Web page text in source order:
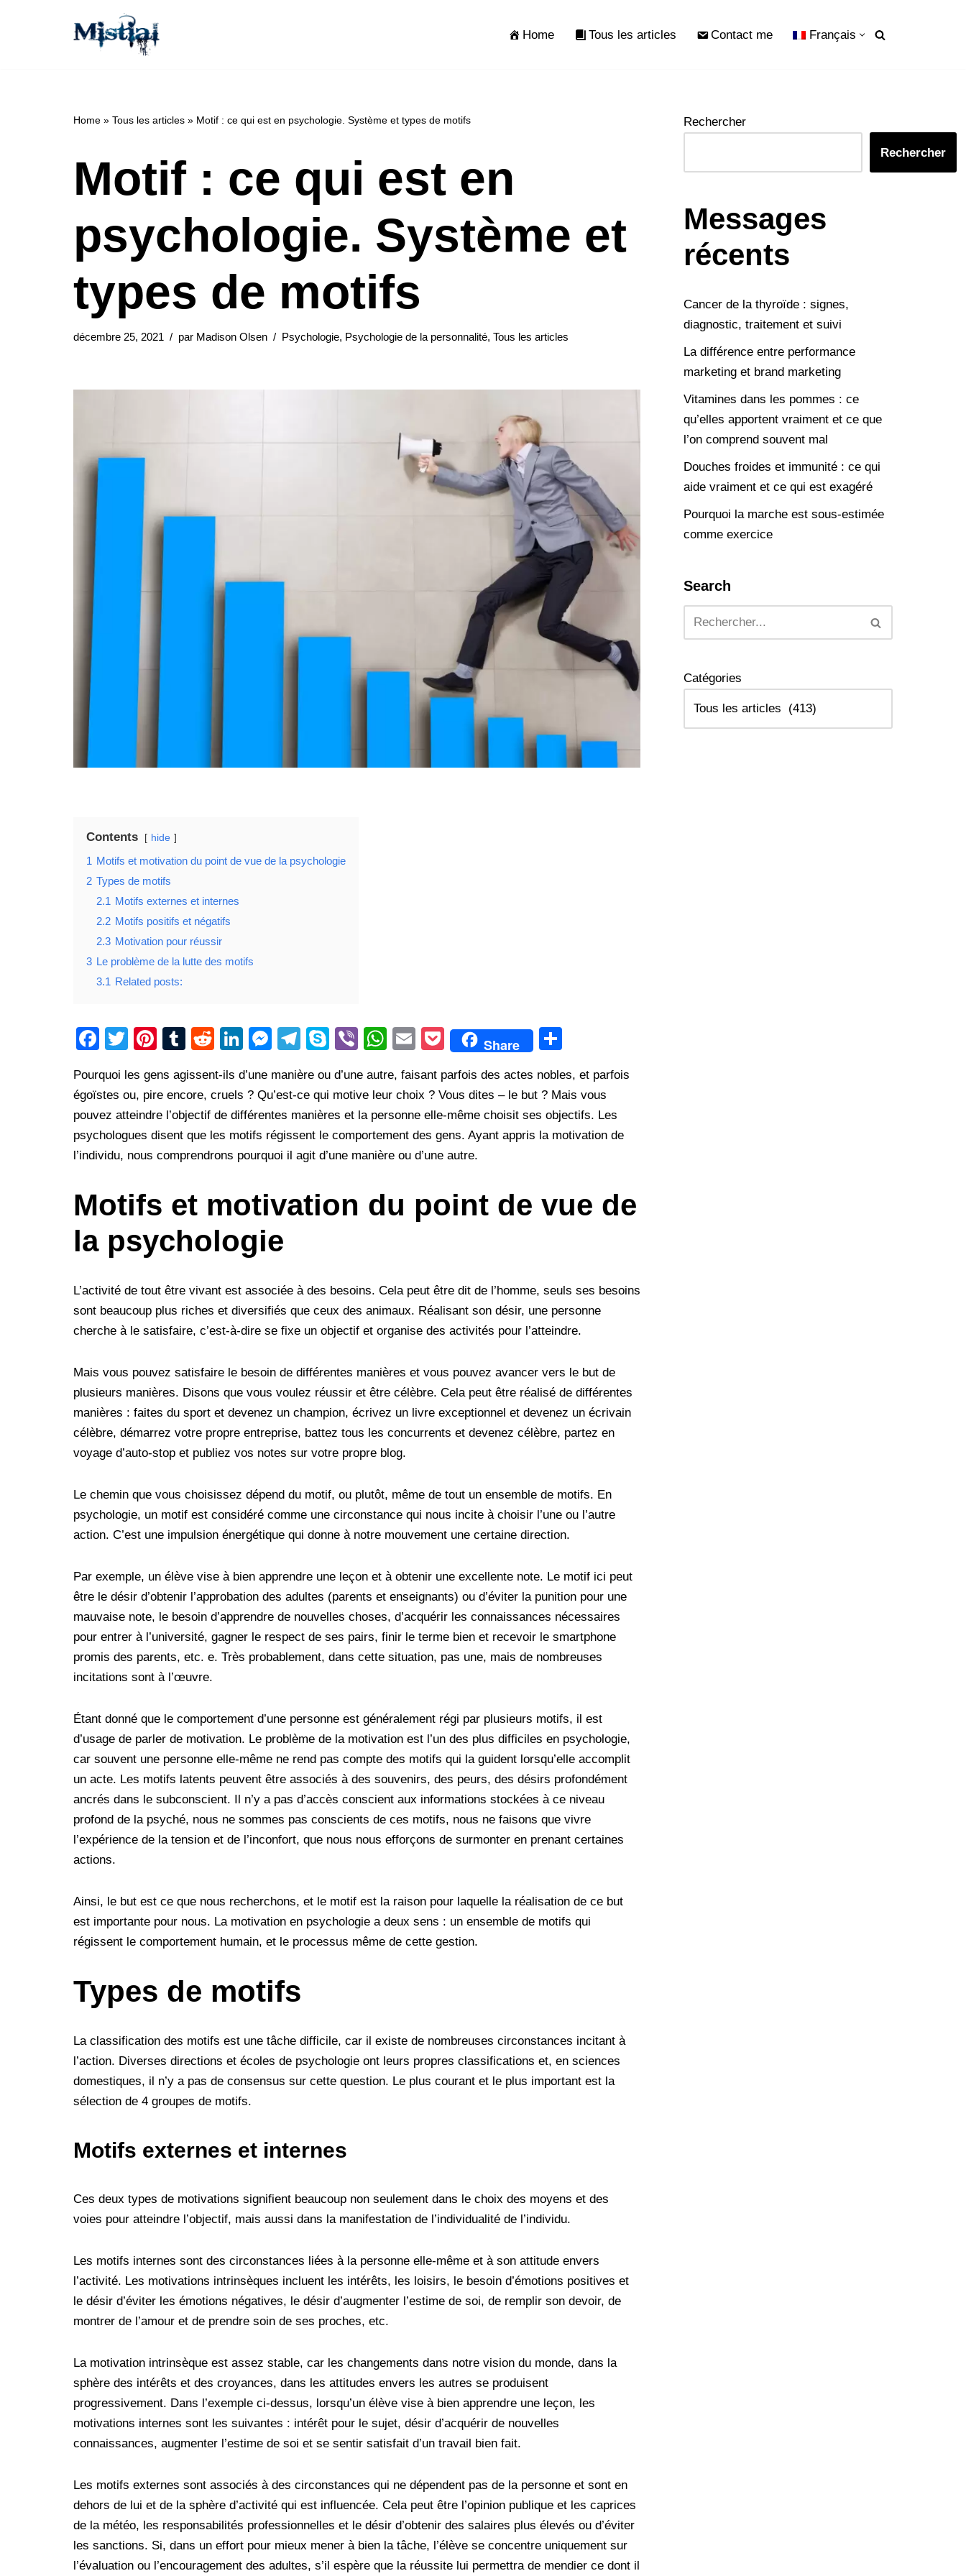
Home Tous les articles Contact me Français
Home » Tous les articles » Motif : ce qui est en psychologie. Système et types de motifs
Motif : ce qui est en
psychologie. Système et
types de motifs
décembre 25, 2021 par Madison Olsen Psychologie, Psychologie de la personnalité, Tous les articles
Contents hide
1 Motifs et motivation du point de vue de la psychologie
2 Types de motifs
2.1 Motifs externes et internes
2.2 Motifs positifs et négatifs
2.3 Motivation pour réussir
3 Le problème de la lutte des motifs
3.1 Related posts:
F
c
e
b
o
k
T
tt
er
Pi
er
e
st
T
m
bl
r
R
d
di
t
Li
k
e
dI
n
M
ss
e
n
g
T
e
gr
a
m
S
p
e
Vi
er
W
at
s
A
p
E
ail
P
ck
et
Share
ar
e
Pourquoi les gens agissent-ils d’une manière ou d’une autre, faisant parfois des actes nobles, et parfois
égoïstes ou, pire encore, cruels ? Qu’est-ce qui motive leur choix ? Vous dites – le but ? Mais vous
pouvez atteindre l’objectif de différentes manières et la personne elle-même choisit ses objectifs. Les
psychologues disent que les motifs régissent le comportement des gens. Ayant appris la motivation de
l’individu, nous comprendrons pourquoi il agit d’une manière ou d’une autre.
Motifs et motivation du point de vue de
la psychologie
L’activité de tout être vivant est associée à des besoins. Cela peut être dit de l’homme, seuls ses besoins
sont beaucoup plus riches et diversifiés que ceux des animaux. Réalisant son désir, une personne
cherche à le satisfaire, c’est-à-dire se fixe un objectif et organise des activités pour l’atteindre.
Mais vous pouvez satisfaire le besoin de différentes manières et vous pouvez avancer vers le but de
plusieurs manières. Disons que vous voulez réussir et être célèbre. Cela peut être réalisé de différentes
manières : faites du sport et devenez un champion, écrivez un livre exceptionnel et devenez un écrivain
célèbre, démarrez votre propre entreprise, battez tous les concurrents et devenez célèbre, partez en
voyage d’auto-stop et publiez vos notes sur votre propre blog.
Le chemin que vous choisissez dépend du motif, ou plutôt, même de tout un ensemble de motifs. En
psychologie, un motif est considéré comme une circonstance qui nous incite à choisir l’une ou l’autre
action. C’est une impulsion énergétique qui donne à notre mouvement une certaine direction.
Par exemple, un élève vise à bien apprendre une leçon et à obtenir une excellente note. Le motif ici peut
être le désir d’obtenir l’approbation des adultes (parents et enseignants) ou d’éviter la punition pour une
mauvaise note, le besoin d’apprendre de nouvelles choses, d’acquérir les connaissances nécessaires
pour entrer à l’université, gagner le respect de ses pairs, finir le terme bien et recevoir le smartphone
promis des parents, etc. e. Très probablement, dans cette situation, pas une, mais de nombreuses
incitations sont à l’œuvre.
Étant donné que le comportement d’une personne est généralement régi par plusieurs motifs, il est
d’usage de parler de motivation. Le problème de la motivation est l’un des plus difficiles en psychologie,
car souvent une personne elle-même ne rend pas compte des motifs qui la guident lorsqu’elle accomplit
un acte. Les motifs latents peuvent être associés à des souvenirs, des peurs, des désirs profondément
ancrés dans le subconscient. Il n’y a pas d’accès conscient aux informations stockées à ce niveau
profond de la psyché, nous ne sommes pas conscients de ces motifs, nous ne faisons que vivre
l’expérience de la tension et de l’inconfort, que nous nous efforçons de surmonter en prenant certaines
actions.
Ainsi, le but est ce que nous recherchons, et le motif est la raison pour laquelle la réalisation de ce but
est importante pour nous. La motivation en psychologie a deux sens : un ensemble de motifs qui
régissent le comportement humain, et le processus même de cette gestion.
Types de motifs
La classification des motifs est une tâche difficile, car il existe de nombreuses circonstances incitant à
l’action. Diverses directions et écoles de psychologie ont leurs propres classifications et, en sciences
domestiques, il n’y a pas de consensus sur cette question. Le plus courant et le plus important est la
sélection de 4 groupes de motifs.
Motifs externes et internes
Ces deux types de motivations signifient beaucoup non seulement dans le choix des moyens et des
voies pour atteindre l’objectif, mais aussi dans la manifestation de l’individualité de l’individu.
Les motifs internes sont des circonstances liées à la personne elle-même et à son attitude envers
l’activité. Les motivations intrinsèques incluent les intérêts, les loisirs, le besoin d’émotions positives et
le désir d’éviter les émotions négatives, le désir d’augmenter l’estime de soi, de remplir son devoir, de
montrer de l’amour et de prendre soin de ses proches, etc.
La motivation intrinsèque est assez stable, car les changements dans notre vision du monde, dans la
sphère des intérêts et des croyances, dans les attitudes envers les autres se produisent
progressivement. Dans l’exemple ci-dessus, lorsqu’un élève vise à bien apprendre une leçon, les
motivations internes sont les suivantes : intérêt pour le sujet, désir d’acquérir de nouvelles
connaissances, augmenter l’estime de soi et se sentir satisfait d’un travail bien fait.
Les motifs externes sont associés à des circonstances qui ne dépendent pas de la personne et sont en
dehors de lui et de la sphère d’activité qui est influencée. Cela peut être l’opinion publique et les caprices
de la météo, les responsabilités professionnelles et le désir d’obtenir des salaires plus élevés ou d’éviter
les sanctions. Si, dans un effort pour mieux mener à bien la tâche, l’élève se concentre uniquement sur
l’évaluation ou l’encouragement des adultes, s’il espère que la réussite lui permettra de mendier ce dont il
Rechercher
Rechercher
Messages
récents
Cancer de la thyroïde : signes,
diagnostic, traitement et suivi
La différence entre performance
marketing et brand marketing
Vitamines dans les pommes : ce
qu’elles apportent vraiment et ce que
l’on comprend souvent mal
Douches froides et immunité : ce qui
aide vraiment et ce qui est exagéré
Pourquoi la marche est sous-estimée
comme exercice
Search
Catégories